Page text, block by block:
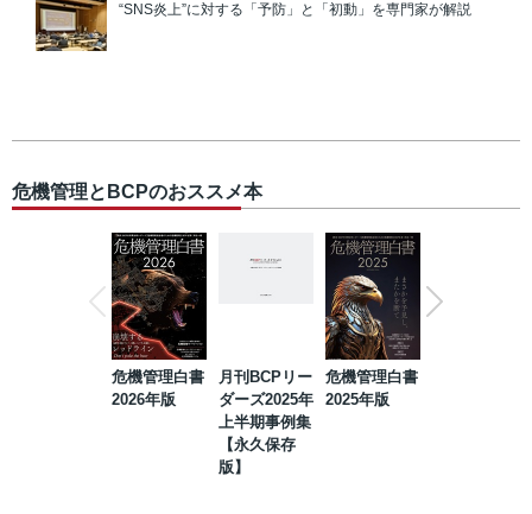
“SNS炎上”に対する「予防」と「初動」を専門家が解説
危機管理とBCPのおススメ本
危機管理白書
2026年版
月刊BCPリー
ダーズ2025年
上半期事例集
【永久保存
版】
危機管理白書
2025年版